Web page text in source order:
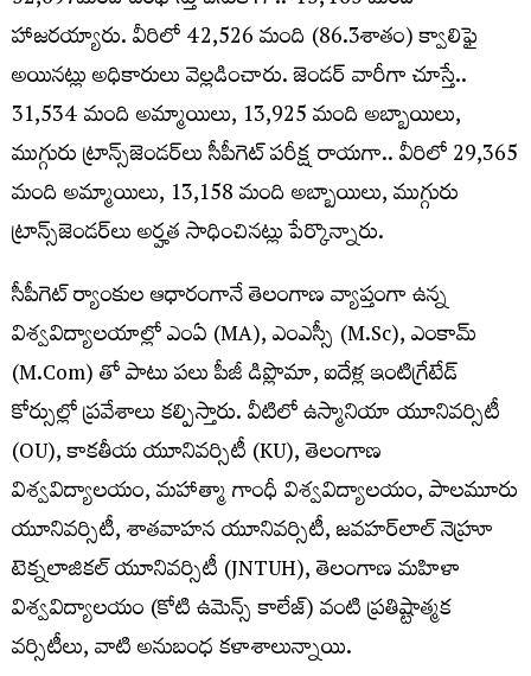
హాజరయ్యారు. వీరిలో 42,526 మంది (86.3శాతం) క్వాలిఫై
అయినట్లు అధికారులు వెల్లడించారు. జెండర్‌ వారీగా చూస్తే..
31,534 మంది అమ్మాయిలు, 13,925 మంది అబ్బాయిలు,
ముగ్గురు ట్రాన్స్‌జెండర్‌లు సీపీగెట్‌ పరీక్ష రాయగా.. వీరిలో 29,365
మంది అమ్మాయిలు, 13,158 మంది అబ్బాయిలు, ముగ్గురు
ట్రాన్స్‌జెండర్‌లు అర్హత సాధించినట్లు పేర్కొన్నారు.
సీపీగెట్ ర్యాంకుల ఆధారంగానే తెలంగాణ వ్యాప్తంగా ఉన్న
విశ్వవిద్యాలయాల్లో ఎంఏ (MA), ఎంఎస్సీ (M.Sc), ఎంకామ్
(M.Com) తో పాటు పలు పీజీ డిప్లొమా, ఐదేళ్ల ఇంటిగ్రేటేడ్
కోర్సుల్లో ప్రవేశాలు కల్పిస్తారు. వీటిలో ఉస్మానియా యూనివర్సిటీ
(OU), కాకతీయ యూనివర్సిటీ (KU), తెలంగాణ
విశ్వవిద్యాలయం, మహాత్మా గాంధీ విశ్వవిద్యాలయం, పాలమూరు
యూనివర్సిటీ, శాతవాహన యూనివర్సిటీ, జవహర్‌లాల్ నెహ్రూ
టెక్నలాజికల్ యూనివర్సిటీ (JNTUH), తెలంగాణ మహిళా
విశ్వవిద్యాలయం (కోటి ఉమెన్స్ కాలేజ్) వంటి ప్రతిష్టాత్మక
వర్సిటీలు, వాటి అనుబంధ కళాశాలున్నాయి.